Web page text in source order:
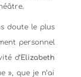
doute le plus
personnel
d’Elizabeth
», que je n’ai